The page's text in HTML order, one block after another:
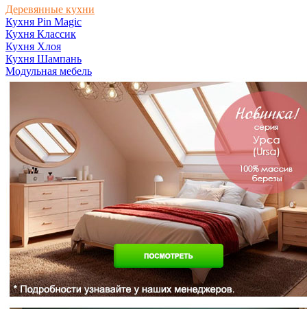
Деревянные кухни
Кухня Pin Magic
Кухня Классик
Кухня Хлоя
Кухня Шампань
Модульная мебель